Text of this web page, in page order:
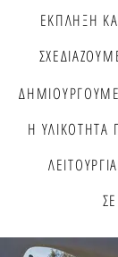
ΕΚΠΛΗΞΗ
Η ΥΛΙΚΟΤΗΤΑ